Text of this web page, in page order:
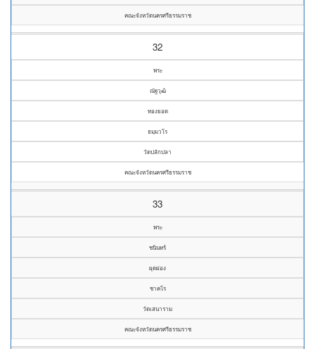
คณะจังหวัดนครศรีธรรมราช
32
พระ
ณัฐวุฒิ
ทองยอด
ธมฺมวโร
วัดปลักปลา
คณะจังหวัดนครศรีธรรมราช
33
พระ
ชนินทร์
ผุดผ่อง
ชาคโร
วัดเสนาราม
คณะจังหวัดนครศรีธรรมราช